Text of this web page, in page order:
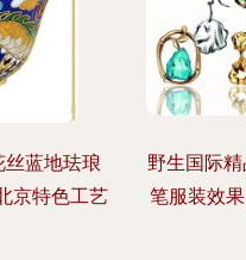
蓝地珐琅
京特色工艺
野生国际
笔服装效